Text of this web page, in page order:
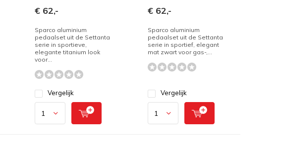
€ 62,-
Sparco aluminium
pedaalset uit de Settanta
serie in sportieve,
elegante titanium look
voor...
Vergelijk
€ 62,-
Sparco aluminium
pedaalset uit de Settanta
serie in sportief, elegant
mat zwart voor gas-,...
Vergelijk